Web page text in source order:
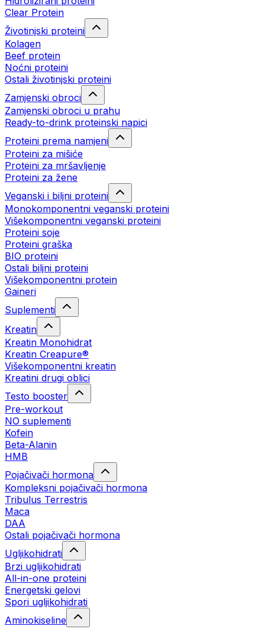
Clear Protein
Životinjski proteini
Kolagen
Beef protein
Noćni proteini
Ostali životinjski proteini
Zamjenski obroci
Zamjenski obroci u prahu
Ready-to-drink proteinski napici
Proteini prema namjeni
Proteini za mišiće
Proteini za mršavljenje
Proteini za žene
Veganski i biljni proteini
Monokomponentni veganski proteini
Višekomponentni veganski proteini
Proteini soje
Proteini graška
BIO proteini
Ostali biljni proteini
Višekomponentni protein
Gaineri
Suplementi
Kreatin
Kreatin Monohidrat
Kreatin Creapure®
Višekomponentni kreatin
Kreatini drugi oblici
Testo booster
Pre-workout
NO suplementi
Kofein
Beta-Alanin
HMB
Pojačivači hormona
Kompleksni pojačivači hormona
Tribulus Terrestris
Maca
DAA
Ostali pojačivači hormona
Ugljikohidrati
Brzi ugljikohidrati
All-in-one proteini
Energetski gelovi
Spori ugljikohidrati
Aminokiseline